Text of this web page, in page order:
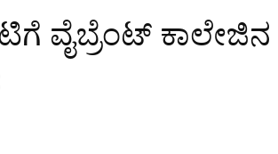
ವೈಬ್ರೆಂಟ್ ಕಾಲೇಜಿನ